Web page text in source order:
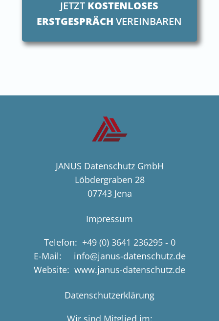
JETZT KOSTENLOSES
ERSTGESPRÄCH VEREINBAREN
JANUS Datenschutz GmbH
Löbdergraben 28
07743 Jena
Impressum
Telefon: +49 (0) 3641 236295 - 0
E-Mail: info@janus-datenschutz.de
Website: www.janus-datenschutz.de
Datenschutzerklärung
Wir sind Mitglied im: